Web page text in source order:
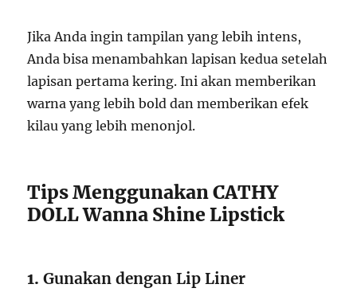
Jika Anda ingin tampilan yang lebih intens,
Anda bisa menambahkan lapisan kedua setelah
lapisan pertama kering. Ini akan memberikan
warna yang lebih bold dan memberikan efek
kilau yang lebih menonjol.
Tips Menggunakan CATHY
DOLL Wanna Shine Lipstick
1.Gunakan dengan Lip Liner